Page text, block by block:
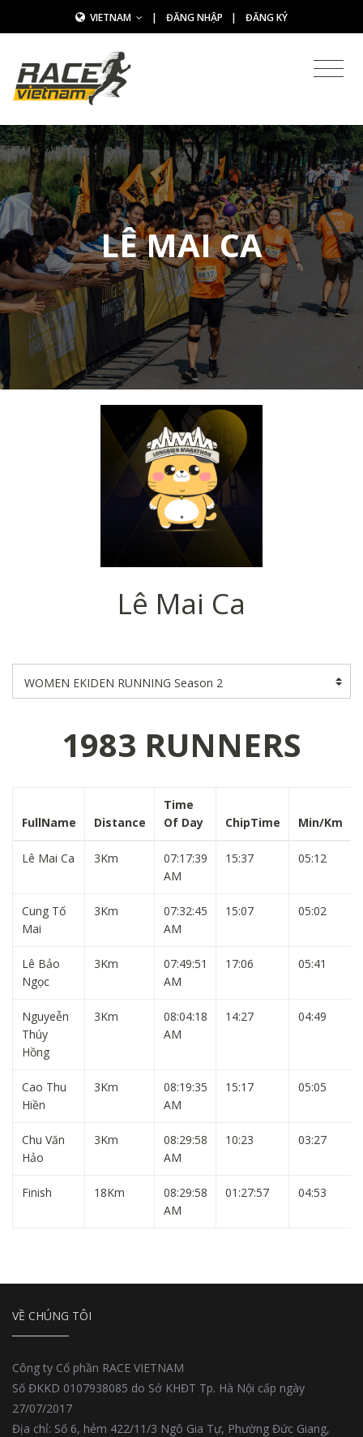
VIETNAM | ĐĂNG NHẬP | ĐĂNG KÝ
LÊ MAI CA
Lê Mai Ca
1983 RUNNERS
FullName Distance
Time
Of Day
ChipTime Min/Km
Lê Mai Ca 3Km
07:17:39
AM
15:37 05:12
Cung Tố
Mai
3Km
07:32:45
AM
15:07 05:02
Lê Bảo
Ngọc
3Km
07:49:51
AM
17:06 05:41
Nguyeễn
Thúy
Hồng
3Km
08:04:18
AM
14:27 04:49
Cao Thu
Hiền
3Km
08:19:35
AM
15:17 05:05
Chu Văn
Hảo
3Km
08:29:58
AM
10:23 03:27
Finish 18Km
08:29:58
AM
01:27:57 04:53
VỀ CHÚNG TÔI
Công ty Cổ phần RACE VIETNAM
Số ĐKKD 0107938085 do Sở KHĐT Tp. Hà Nội cấp ngày
27/07/2017
Địa chỉ: Số 6, hẻm 422/11/3 Ngô Gia Tự, Phường Đức Giang,